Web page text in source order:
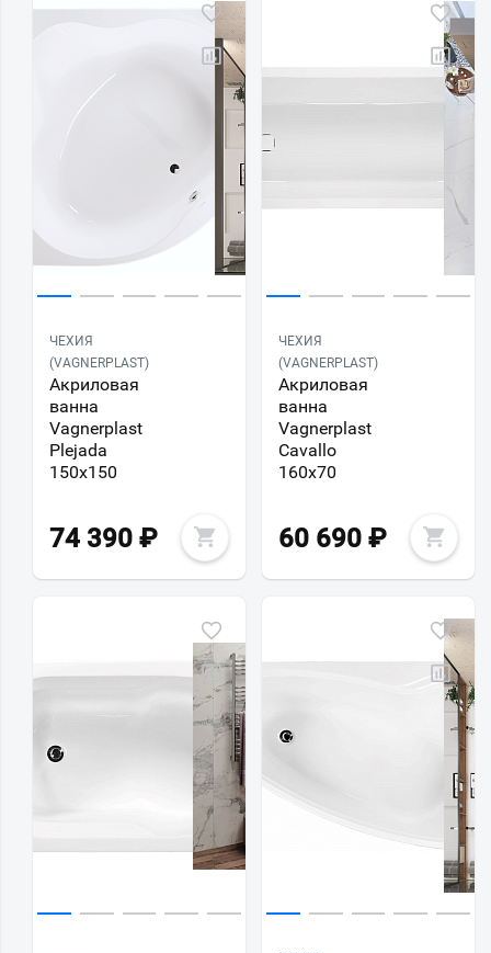
ЧЕХИЯ
(VAGNERPLAST)
Акриловая
ванна
Vagnerplast
Plejada
150x150
74 390 ₽
ЧЕХИЯ
(VAGNERPLAST)
Акриловая
ванна
Vagnerplast
Cavallo
160х70
60 690 ₽